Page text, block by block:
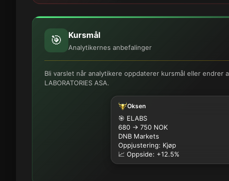
🎯 Kursmål
Analytikernes anbefalinger
Bli varslet når analytikere oppdaterer kursmål eller endrer
LABORATORIES ASA.
Oksen
🎯 ELABS
680 → 750 NOK
DNB Markets
Oppjustering: Kjøp
📈 Oppside: +12.5%